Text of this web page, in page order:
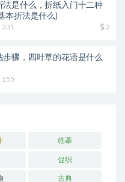
法是什么，折纸入门十二种
本折法是什么)
331 2
步骤，四叶草的花语是什么
155
临摹
促织
古典